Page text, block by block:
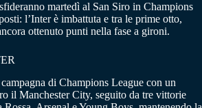
martedì al San Siro in Champions
l’Inter è imbattuta e tra le prime otto,
ottenuto punti nella fase a gironi.
di Champions League con un
il Manchester City, seguito da tre vittorie